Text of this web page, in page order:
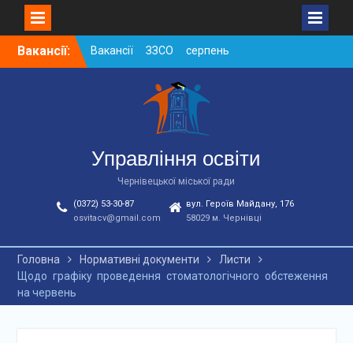
SkipВакансії:
Вакансії ЗЗСО серпень
2026
Вакансії ЗЗСО червень
Вакансії у ЗДО та
дошкільних підрозділах
ЗЗСО станом на
01.08.2026 р.
Управління освіти
Чернівецької міської ради
(0372) 53-30-87
osvitacv@gmail.com
вул. Героїв Майдану, 176
58029 м. Чернівці
Головна Нормативні документи
Листи
Щодо графіку проведення стоматологічного обстеження
на червень